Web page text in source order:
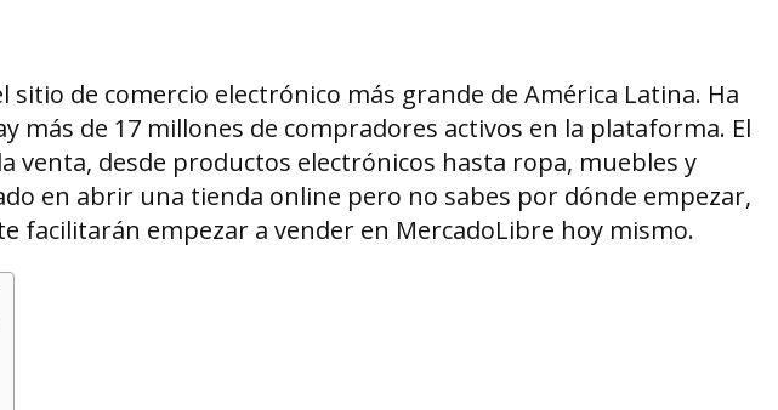
sitio de comercio electrónico más grande de América Latina. Ha
más de 17 millones de compradores activos en la plataforma. El
venta, desde productos electrónicos hasta ropa, muebles y
en abrir una tienda online pero no sabes por dónde empezar,
facilitarán empezar a vender en MercadoLibre hoy mismo.